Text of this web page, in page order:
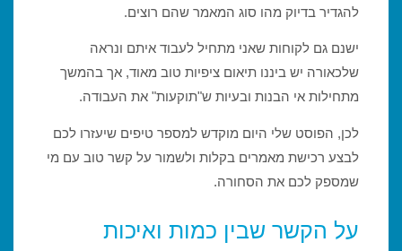
להגדיר בדיוק מהו סוג המאמר שהם רוצים.
ישנם גם לקוחות שאני מתחיל לעבוד איתם ונראה
שלכאורה יש ביננו תיאום ציפיות טוב מאוד, אך בהמשך
מתחילות אי הבנות ובעיות ש"תוקעות" את העבודה.
לכן, הפוסט שלי היום מוקדש למספר טיפים שיעזרו לכם
לבצע רכישת מאמרים בקלות ולשמור על קשר טוב עם מי
שמספק לכם את הסחורה.
על הקשר שבין כמות ואיכות